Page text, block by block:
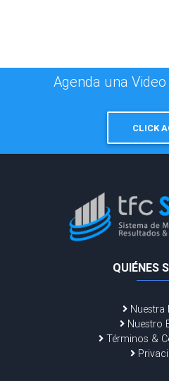
Agenda una
CLICK
QUIÉNES
Nuestra
Nuestro
Términos &